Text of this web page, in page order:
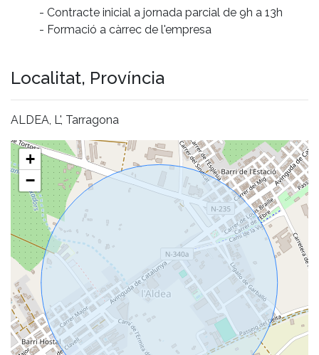
- Contracte inicial a jornada parcial de 9h a 13h
- Formació a càrrec de l'empresa
Localitat, Província
ALDEA, L', Tarragona
+
−